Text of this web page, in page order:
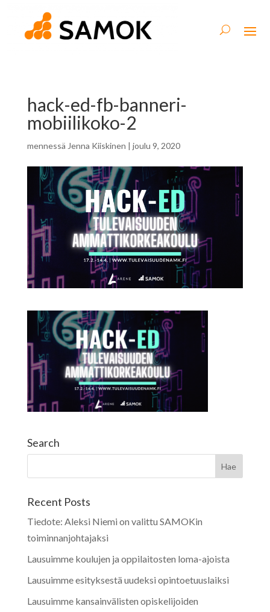
hack-ed-fb-banneri-
mobiilikoko-2
mennessä Jenna Kiiskinen | joulu 9, 2020
Search
Recent Posts
Tiedote: Aleksi Niemi on valittu SAMOKin
toiminnanjohtajaksi
Lausuimme koulujen ja oppilaitosten loma-ajoista
Lausuimme esityksestä uudeksi opintoetuuslaiksi
Lausuimme kansainvälisten opiskelijoiden